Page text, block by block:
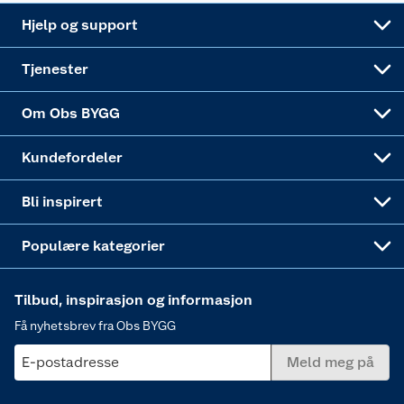
Hjelp og support
Tjenester
Om Obs BYGG
Kundefordeler
Bli inspirert
Populære kategorier
Tilbud, inspirasjon og informasjon
Få nyhetsbrev fra Obs BYGG
E-postadresse Meld meg på